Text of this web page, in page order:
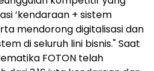
‘kendaraan + sistem
mendorong digitalisasi dan
di seluruh lini bisnis." Saat
FOTON telah